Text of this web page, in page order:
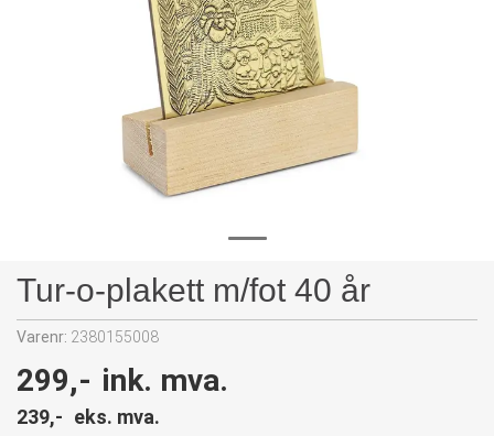
Tur-o-plakett m/fot 40 år
Varenr: 2380155008
299,- ink. mva.
239,- eks. mva.